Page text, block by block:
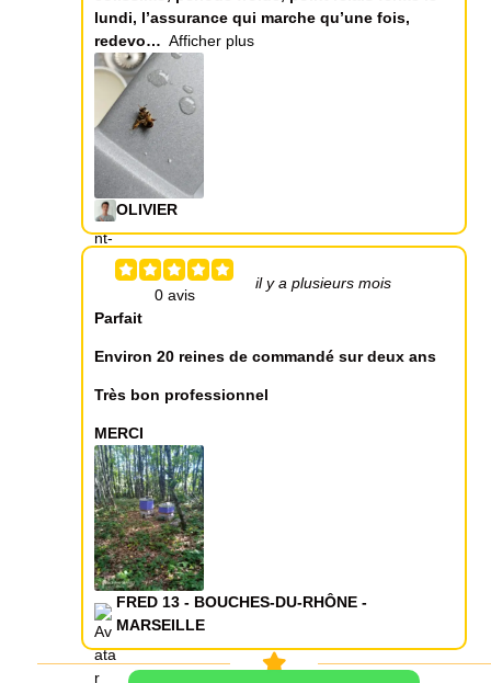
lundi, l’assurance qui marche qu’une fois,
redevo
Afficher plus
OLIVIER
il y a plusieurs mois
Parfait
Environ 20 reines de commandé sur deux ans
Très bon professionnel
MERCI
FRED 13 - BOUCHES-DU-RHÔNE -
MARSEILLE